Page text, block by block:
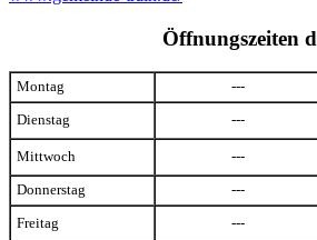
Öffnungszeiten
Montag ---
Dienstag ---
Mittwoch ---
Donnerstag ---
Freitag ---